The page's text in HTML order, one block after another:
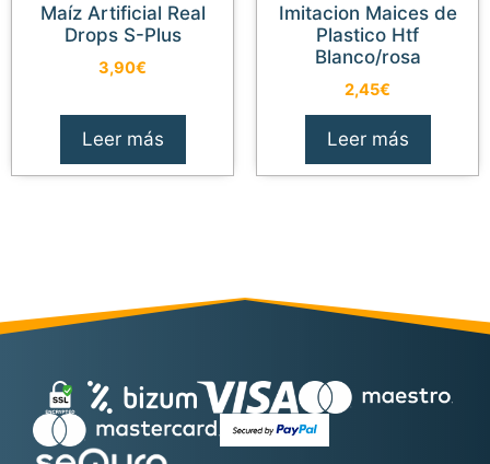
Maíz Artificial Real
Drops S-Plus
3,90€
Leer más
Imitacion Maices de
Plastico Htf
Blanco/rosa
2,45€
Leer más